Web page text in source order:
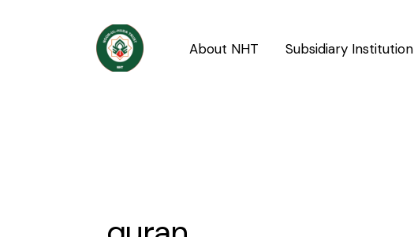
About NHT Subsidiary Institution
pagination